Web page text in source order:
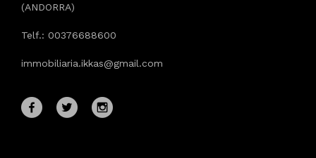
(ANDORRA)
Telf.: 00376688600
immobiliaria.ikkas@gmail.com